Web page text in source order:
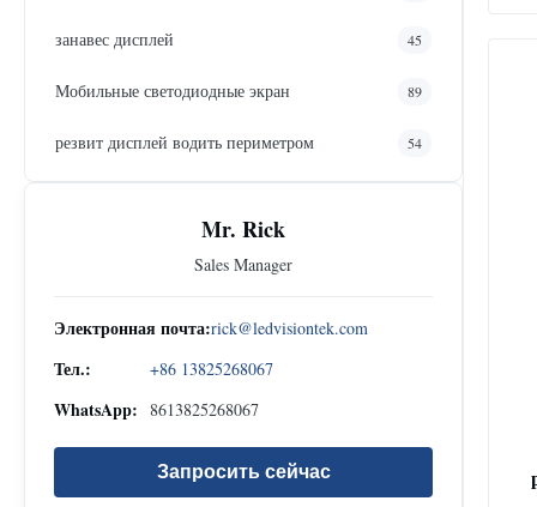
занавес дисплей 45
Мобильные светодиодные экран 89
резвит дисплей водить периметром 54
Mr. Rick
Sales Manager
Электронная почта:rick@ledvisiontek.com
Тел.: +86 13825268067
WhatsApp: 8613825268067
Запросить сейчас